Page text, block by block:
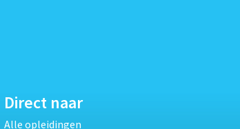
Direct naar
Alle opleidingen